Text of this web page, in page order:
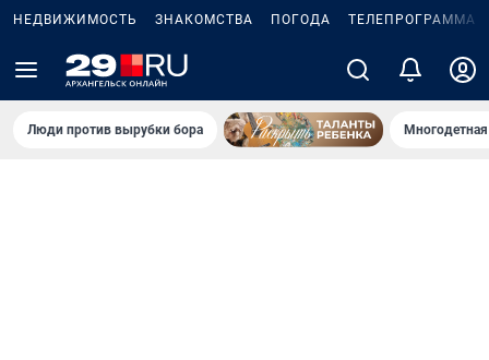
НЕДВИЖИМОСТЬ ЗНАКОМСТВА ПОГОДА ТЕЛЕПРОГРАММА
Люди против вырубки бора